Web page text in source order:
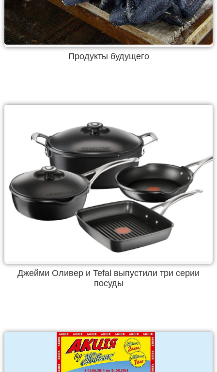
Продукты будущего
Джейми Оливер и Tefal выпустили три серии
посуды